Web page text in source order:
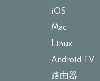
iOS
Mac
Linux
Android TV
路由器